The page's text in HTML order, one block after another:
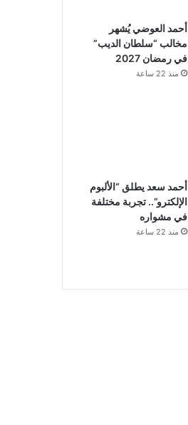
أحمد العوضي يُشهر
مخالب “سلطان الديب”
في رمضان 2027
منذ 22 ساعة
أحمد سعد يطلق “الألبوم
الإلكترو”.. تجربة مختلفة
في مشواره
منذ 22 ساعة